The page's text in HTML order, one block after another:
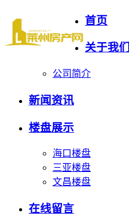
首页
关于我们
公司简介
新闻资讯
楼盘展示
海口楼盘
三亚楼盘
文昌楼盘
在线留言